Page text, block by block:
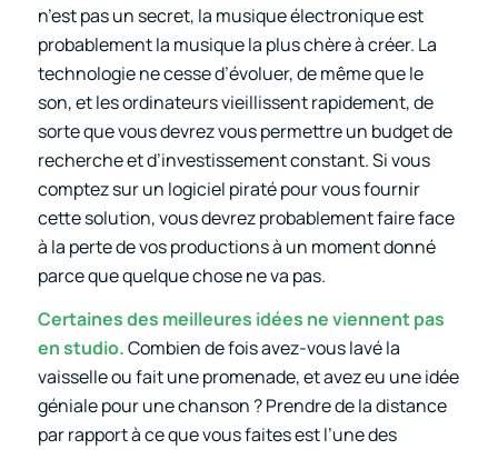
n’est pas un secret, la musique électronique est
probablement la musique la plus chère à créer. La
technologie ne cesse d’évoluer, de même que le
son, et les ordinateurs vieillissent rapidement, de
sorte que vous devrez vous permettre un budget de
recherche et d’investissement constant. Si vous
comptez sur un logiciel piraté pour vous fournir
cette solution, vous devrez probablement faire face
à la perte de vos productions à un moment donné
parce que quelque chose ne va pas.
Certaines des meilleures idées ne viennent pas
en studio.Combien de fois avez-vous lavé la
vaisselle ou fait une promenade, et avez eu une idée
géniale pour une chanson ? Prendre de la distance
par rapport à ce que vous faites est l’une des